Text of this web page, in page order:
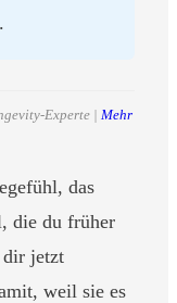
Experte | Mehr
das
die du früher
dir jetzt
weil sie es